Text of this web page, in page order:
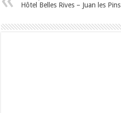
Hôtel Belles Rives – Juan les Pins